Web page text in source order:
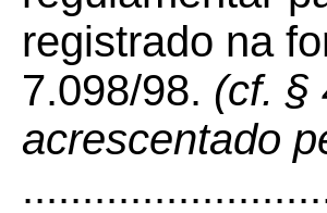
registrado na
7.098/98. (cf. §
acrescentado